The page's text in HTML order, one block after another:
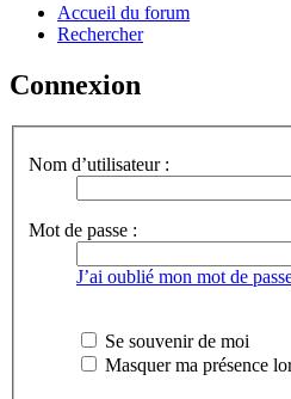
Accueil du forum
Rechercher
Connexion
Nom d’utilisateur :
Mot de passe :
J’ai oublié mon mot de
Se souvenir de moi
Masquer ma présence